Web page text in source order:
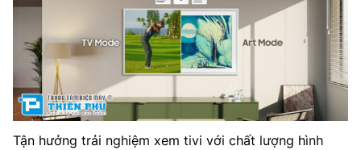
Tận hưởng trải nghiệm xem tivi với chất lượng hình